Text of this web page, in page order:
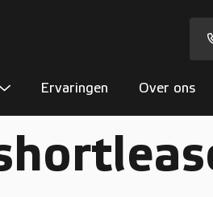
Ervaringen Over ons